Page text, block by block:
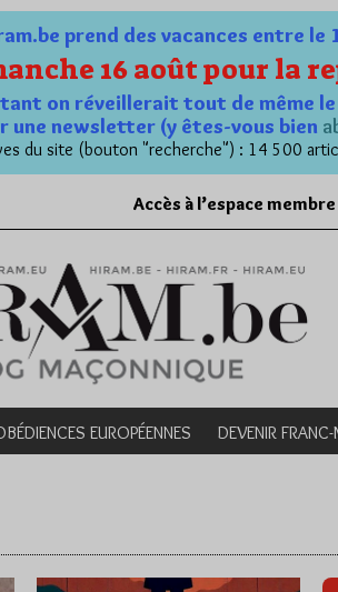
prend des vacances entre
16 août pour la
on réveillerait tout de même
une newsletter (y êtes-vous bien
du site (bouton "recherche") : 14 500
Accès à l’espace membre
EUROPÉENNES DEVENIR